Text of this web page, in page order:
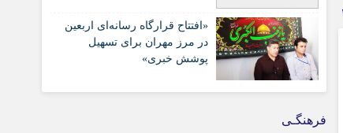
«افتتاح قرارگاه رسانه‌ای اربعین
در مرز مهران برای تسهیل
پوشش خبری»
فرهنگـی